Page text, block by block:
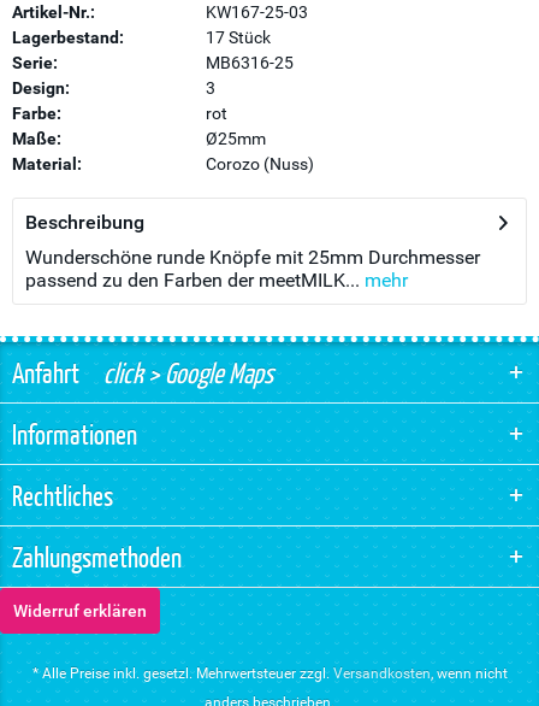
Artikel-Nr.:
KW167-25-03
Lagerbestand:
17 Stück
Serie:
MB6316-25
Design:
3
Farbe:
rot
Maße:
Ø25mm
Material:
Corozo (Nuss)
Beschreibung
Wunderschöne runde Knöpfe mit 25mm Durchmesser
passend zu den Farben der meetMILK... mehr
Anfahrtclick > Google Maps
Informationen
Rechtliches
Zahlungsmethoden
Widerruf erklären
* Alle Preise inkl. gesetzl. Mehrwertsteuer zzgl. Versandkosten, wenn nicht